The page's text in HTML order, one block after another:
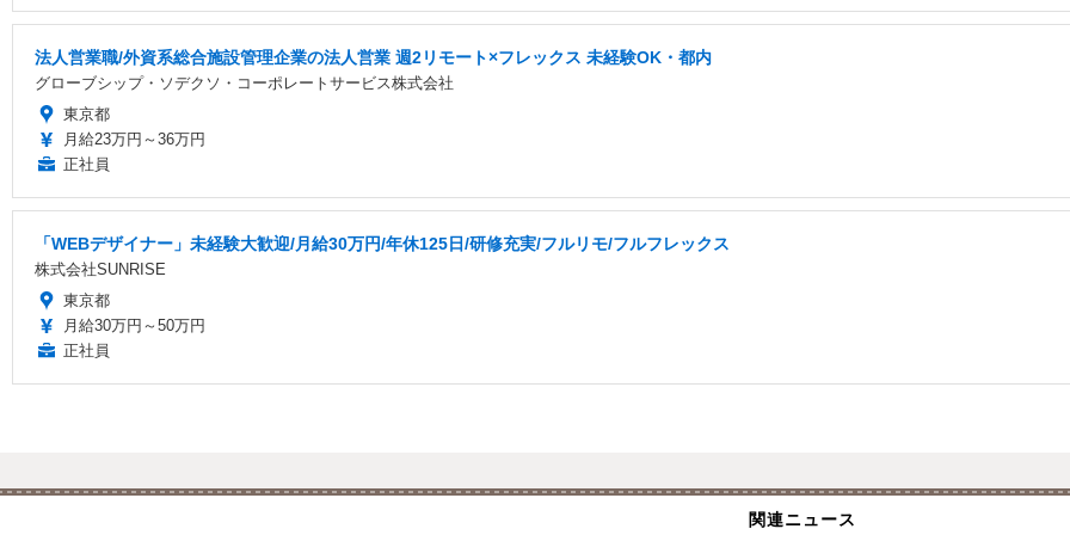
法人営業職/外資系総合施設管理企業の法人営業 週2リモート×フレックス 未経験OK・都内
グローブシップ・ソデクソ・コーポレートサービス株式会社
東京都
月給23万円～36万円
正社員
「WEBデザイナー」未経験大歓迎/月給30万円/年休125日/研修充実/フルリモ/フルフレックス
株式会社SUNRISE
東京都
月給30万円～50万円
正社員
関連ニュース